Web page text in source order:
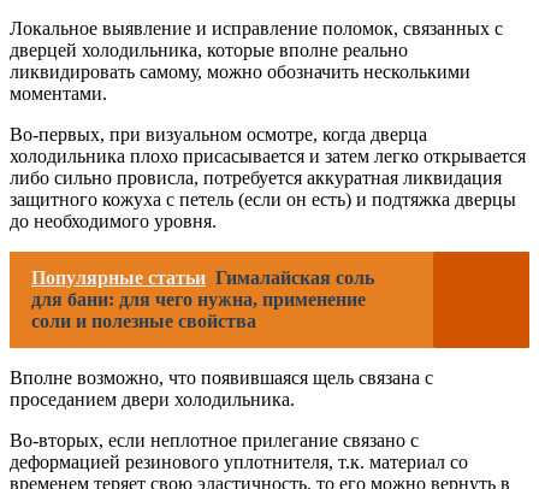
Локальное выявление и исправление поломок, связанных с
дверцей холодильника, которые вполне реально
ликвидировать самому, можно обозначить несколькими
моментами.
Во-первых, при визуальном осмотре, когда дверца
холодильника плохо присасывается и затем легко открывается
либо сильно провисла, потребуется аккуратная ликвидация
защитного кожуха с петель (если он есть) и подтяжка дверцы
до необходимого уровня.
Популярные статьи Гималайская соль
для бани: для чего нужна, применение
соли и полезные свойства
Вполне возможно, что появившаяся щель связана с
проседанием двери холодильника.
Во-вторых, если неплотное прилегание связано с
деформацией резинового уплотнителя, т.к. материал со
временем теряет свою эластичность, то его можно вернуть в